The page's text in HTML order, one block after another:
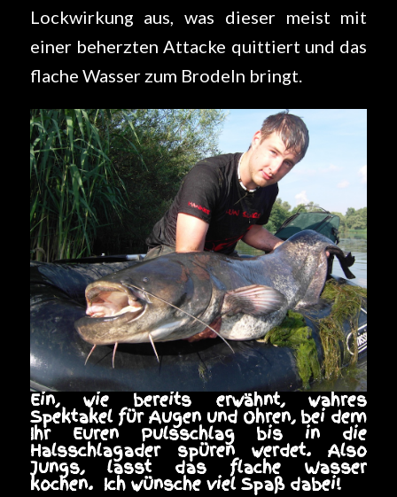
Lockwirkung aus, was dieser meist mit
einer beherzten Attacke quittiert und das
flache Wasser zum Brodeln bringt.
Ein, wie bereits erwähnt, wahres
Spektakel für Augen und Ohren, bei dem
Ihr Euren Pulsschlag bis in die
Halsschlagader spüren werdet. Also
Jungs, lasst das flache Wasser
kochen. Ich wünsche viel Spaß dabei!